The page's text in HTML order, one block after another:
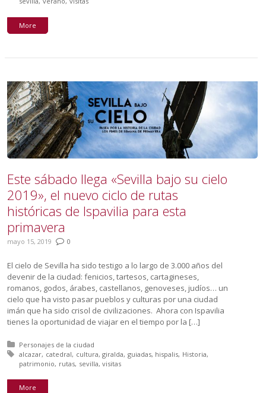
More
Este sábado llega «Sevilla bajo su cielo
2019», el nuevo ciclo de rutas
históricas de Ispavilia para esta
primavera
mayo 15, 2019 0
El cielo de Sevilla ha sido testigo a lo largo de 3.000 años del
devenir de la ciudad: fenicios, tartesos, cartagineses,
romanos, godos, árabes, castellanos, genoveses, judíos… un
cielo que ha visto pasar pueblos y culturas por una ciudad
imán que ha sido crisol de civilizaciones. Ahora con Ispavilia
tienes la oportunidad de viajar en el tiempo por la […]
Posted in:
Personajes de la ciudad
Tagged with:
alcazar catedral cultura giralda guiadas hispalis Historia
patrimonio rutas sevilla visitas
More